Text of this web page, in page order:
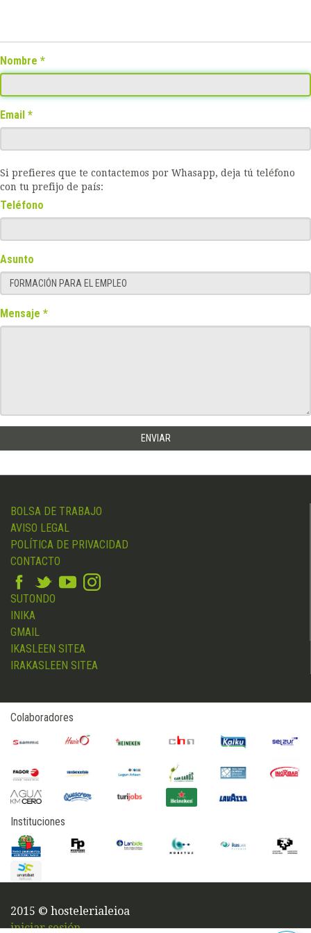
Nombre
Email
Si prefieres que te contactemos por Whasapp, deja tú teléfono
con tu prefijo de país:
Teléfono
Asunto
Mensaje
BOLSA DE TRABAJO
AVISO LEGAL
POLÍTICA DE PRIVACIDAD
CONTACTO
SUTONDO
INIKA
GMAIL
IKASLEEN SITEA
IRAKASLEEN SITEA
Colaboradores
Instituciones
2015 © hostelerialeioa
iniciar sesión